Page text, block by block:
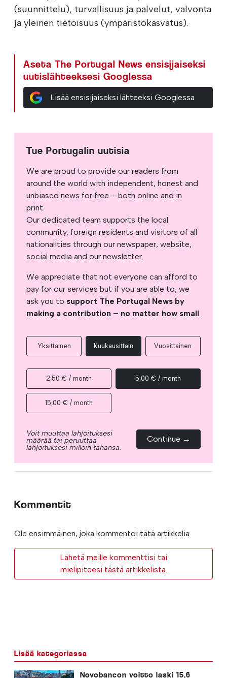
(suunnittelu), turvallisuus ja palvelut, valvonta
ja yleinen tietoisuus (ympäristökasvatus).
Aseta The Portugal News ensisijaiseksi
uutislähteeksesi Googlessa
Lisää ensisijaiseksi lähteeksi Googlessa
Tue Portugalin uutisia
We are proud to provide our readers from
around the world with independent, honest and
unbiased news for free – both online and in
print.
Our dedicated team supports the local
community, foreign residents and visitors of all
nationalities through our newspaper, website,
social media and our newsletter.
We appreciate that not everyone can afford to
pay for our services but if you are able to, we
ask you to support The Portugal News by
making a contribution – no matter how small.
Yksittäinen Kuukausittain Vuosittainen
2,50 € / month 5,00 € / month
15,00 € / month
Voit muuttaa lahjoituksesi
määrää tai peruuttaa
lahjoituksesi milloin tahansa.
Continue →
Kommentit
Ole ensimmäinen, joka kommentoi tätä artikkelia
Lähetä meille kommenttisi tai
mielipiteesi tästä artikkelista.
Lisää kategoriassa
Novobancon voitto laski 15,6